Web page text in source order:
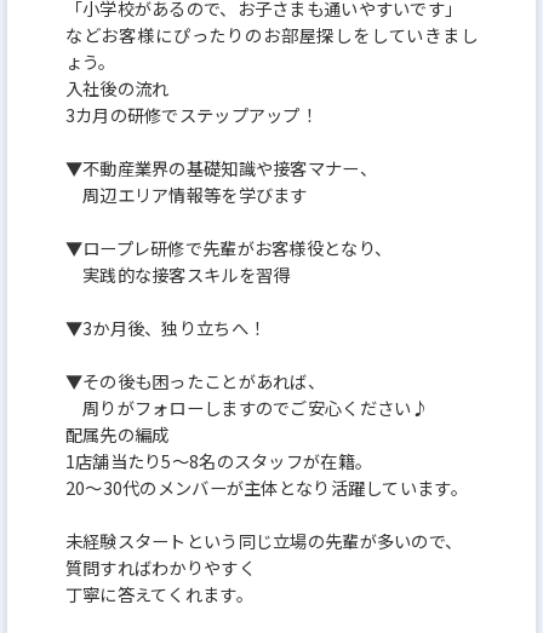
「小学校があるので、お子さまも通いやすいです」
などお客様にぴったりのお部屋探しをしていきまし
ょう。
入社後の流れ
3カ月の研修でステップアップ！
▼不動産業界の基礎知識や接客マナー、
周辺エリア情報等を学びます
▼ロープレ研修で先輩がお客様役となり、
実践的な接客スキルを習得
▼3か月後、独り立ちへ！
▼その後も困ったことがあれば、
周りがフォローしますのでご安心ください♪
配属先の編成
1店舗当たり5～8名のスタッフが在籍。
20～30代のメンバーが主体となり活躍しています。
未経験スタートという同じ立場の先輩が多いので、
質問すればわかりやすく
丁寧に答えてくれます。